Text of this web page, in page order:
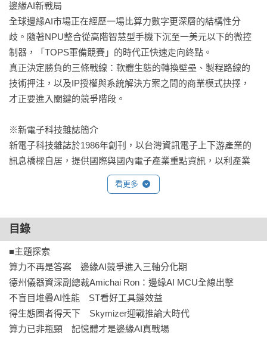
邊緣AI新戰局
全球邊緣AI市場正在經歷一場比算力數字更深層的結構性分
歧。隨著NPU整合從高階智慧型手機下沉至一美元以下的微控
制器，「TOPS軍備競賽」的時代正快速走向終點。
真正決定勝負的三條戰線：軟體生態的轉換壁壘、製程路線的
技術押注，以及IP授權與系統解決方案之間的商業模式抉擇，
才正要進入關鍵的競爭階段。
※新電子科技雜誌簡介
新電子科技雜誌於1986年創刊，以台灣資訊電子上下游產業的
訊息橋樑自居，提供國際與國內電子產業重點資訊，以利產業
界人士掌握自有競爭力。雜誌內容徹底執行各專欄內容品質，
透過讀者回函瞭解讀者意見，調整方向以專業豐富的內容建立
立專業形象；透過網際網路豐富資訊的提供，資訊擴及華人世
更多資訊請參考：https://www.mem.com.tw
看更多
目錄
■主題探索
算力不再是答案　邊緣AI競爭進入三軸分化期
德州儀器資深副總裁Amichai Ron：邊緣AI MCU全線出擊
不盲目堆疊AI性能　ST看好工具鏈效益
得生態圈者得天下　Skymizer迎戰推論大時代
算力已非瓶頸　記憶體才是邊緣AI真戰場